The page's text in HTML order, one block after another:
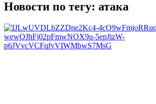
Новости по тегу: атака